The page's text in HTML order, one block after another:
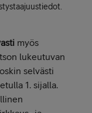
myös
lukeutuvan
selvästi
1. sijalla.